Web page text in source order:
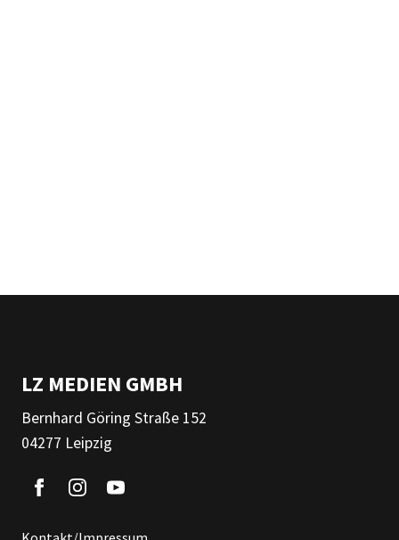
LZ MEDIEN GMBH
Bernhard Göring Straße 152
04277 Leipzig